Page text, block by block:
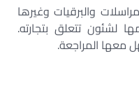
والبرقيات وغيرها
لشئون تتعلق بتجارته.
معها المراجعة.